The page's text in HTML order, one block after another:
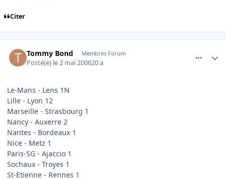
Citer
Tommy Bond Membres Forum
Posté(e) le 2 mai 200620 a
Le-Mans - Lens 1N
Lille - Lyon 12
Marseille - Strasbourg 1
Nancy - Auxerre 2
Nantes - Bordeaux 1
Nice - Metz 1
Paris-SG - Ajaccio 1
Sochaux - Troyes 1
St-Etienne - Rennes 1